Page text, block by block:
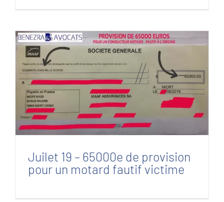
Juilet 19 – 65000e de provision pour un
motard fautif victime
Juilet 19 – 65000e de provision
pour un motard fautif victime